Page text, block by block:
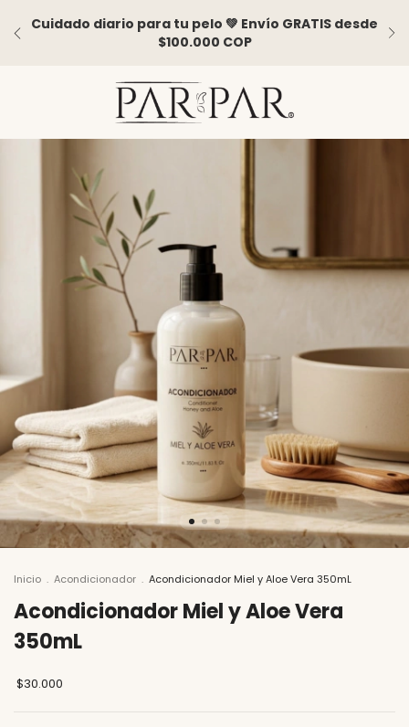
Cuidado diario para tu pelo 💚 Envío GRATIS desde
$100.000 COP
Inicio . Acondicionador . Acondicionador Miel y Aloe Vera 350mL
Acondicionador Miel y Aloe Vera
350mL
$30.000